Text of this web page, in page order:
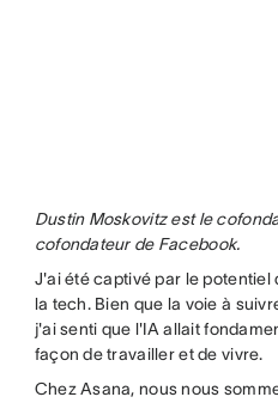
Dustin Moskovitz est le
cofondateur de Facebook.
J'ai été captivé par le potentiel
la tech. Bien que la voie à
j'ai senti que l'IA allait
façon de travailler et de vivre.
Chez Asana, nous nous